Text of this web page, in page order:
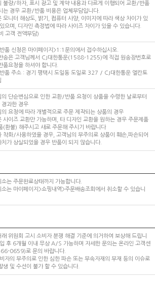
불량/하자, 표시 광고 및 계약 내용과 다르게 이행되어 교환/반품
는 경우 교환/반품 비용은 업체부담입니다.
모니터 해상도, 밝기, 컴퓨터 사양, 이미지에 따라 색상 차이가 있
으며, 디자인 측정법에 따라 사이즈 차이가 있을 수 있습니다.
고객 전액부담)
품 신청은 마이페이지>1:1문의에서 접수하십시오.
송은 고객님께서 CJ대한통운(1588-1255)에 직접 원송장번호로
품요청을 하셔야 합니다.
품 주소 : 경기 평택시 도일동 도일로 327 / CJ대한통운 엘칸토
의 단순변심으로 인한 교환/반품 요청이 상품을 수령한 날로부터
경과한 경우
의 요청에 따라 개별적으로 주문 제작되는 상품의 경우
사이즈 교환만 가능하며, 타 디자인 교환을 원하는 경우 주문제품
(환불) 해주시고 새로 주문해 주시기 바랍니다
착화/사용하였을 경우, 고객님의 부주의로 상품이 훼손,파손되어
치가 상실되었을 경우 반품이 되지 않습니다.
소는 주문완료상태까지 가능합니다.
소는 마이페이지>쇼핑내역>주문배송조회에서 취소할 수 있습니
래 위원회 고시 소비자 분쟁 해결 기준에 의거하여 보상해 드립니
후 6개월 이내 무상 A/S 가능하며 자세한 문의는 온라인 고객센
0659)로 문의 바랍니다.
자의 부주의로 인한 심한 파손 또는 부속자재의 부재 등의 이슈로
생 및 수선이 불가 할 수 있습니다.